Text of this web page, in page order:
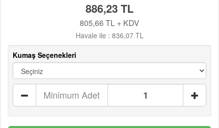
886,23 TL
805,66 TL + KDV
Havale ile : 836,07 TL
Kumaş Seçenekleri
Minimum Adet